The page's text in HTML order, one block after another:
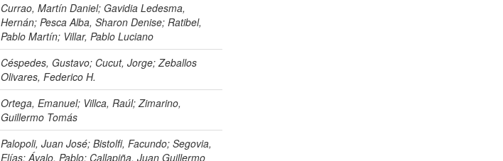
Currao, Martín Daniel; Gavidia Ledesma,
Hernán; Pesca Alba, Sharon Denise; Ratibel,
Pablo Martín; Villar, Pablo Luciano
Céspedes, Gustavo; Cucut, Jorge; Zeballos
Olivares, Federico H.
Ortega, Emanuel; Villca, Raúl; Zimarino,
Guillermo Tomás
Palopoli, Juan José; Bistolfi, Facundo; Segovia,
Elías; Ávalo, Pablo; Callapiña, Juan Guillermo